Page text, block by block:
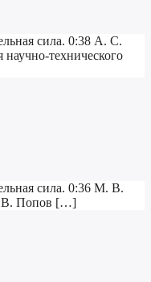
сила. 0:38 А. С.
технического
сила. 0:36 М. В.
В. Попов […]